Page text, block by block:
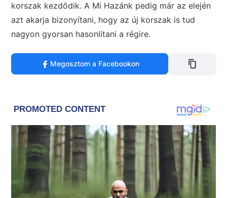
korszak kezdődik. A Mi Hazánk pedig már az elején
azt akarja bizonyítani, hogy az új korszak is tud
nagyon gyorsan hasonlítani a régire.
Megosztom a Facebookon